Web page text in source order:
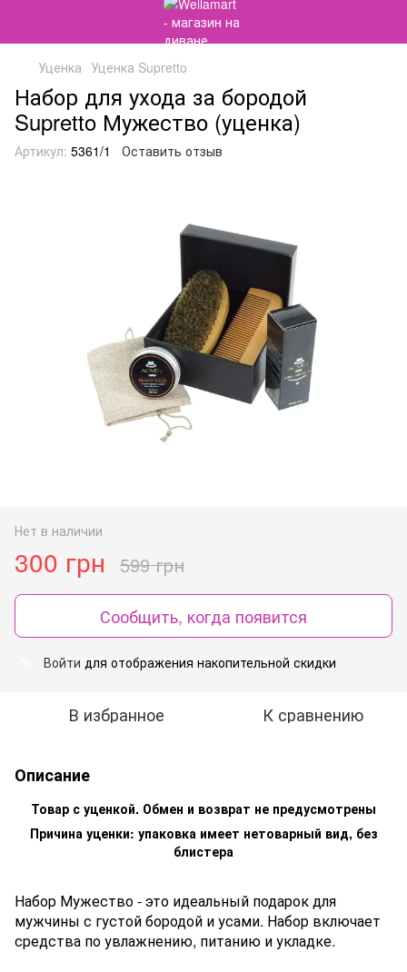
Уценка Уценка Supretto
Набор для ухода за бородой
Supretto Мужество (уценка)
Артикул: 5361/1 Оставить отзыв
Нет в наличии
300 грн 599 грн
Сообщить, когда появится
Войти для отображения накопительной скидки
В избранное К сравнению
Описание
Товар с уценкой. Обмен и возврат не предусмотрены
Причина уценки: упаковка имеет нетоварный вид, без
блистера
Набор Мужество - это идеальный подарок для
мужчины с густой бородой и усами. Набор включает
средства по увлажнению, питанию и укладке.